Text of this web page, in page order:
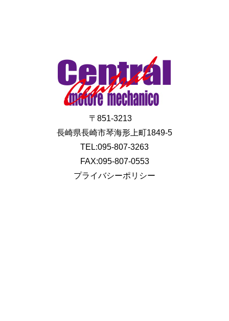
〒851-3213
長崎県長崎市琴海形上町1849-5
TEL:095-807-3263
FAX:095-807-0553
プライバシーポリシー